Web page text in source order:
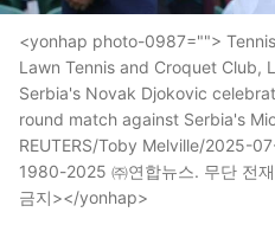
<yonhap photo-0987="">
Lawn Tennis and Croquet Club,
Serbia's Novak Djokovic
round match against Serbia's
REUTERS/Toby Melville/2025-
1980-2025 ㈜연합뉴스. 무단 전
금지></yonhap>